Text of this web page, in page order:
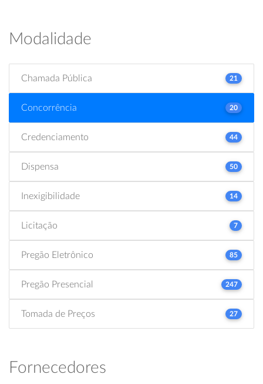
Modalidade
Chamada Pública 21
Concorrência 20
Credenciamento 44
Dispensa 50
Inexigibilidade 14
Licitação 7
Pregão Eletrônico 85
Pregão Presencial 247
Tomada de Preços 27
Fornecedores